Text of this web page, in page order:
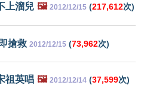
上溜兒 🖼️ 2012/12/15 (217,612次)
搶救 2012/12/15 (73,962次)
祖英唱 🖼️ 2012/12/14 (37,599次)